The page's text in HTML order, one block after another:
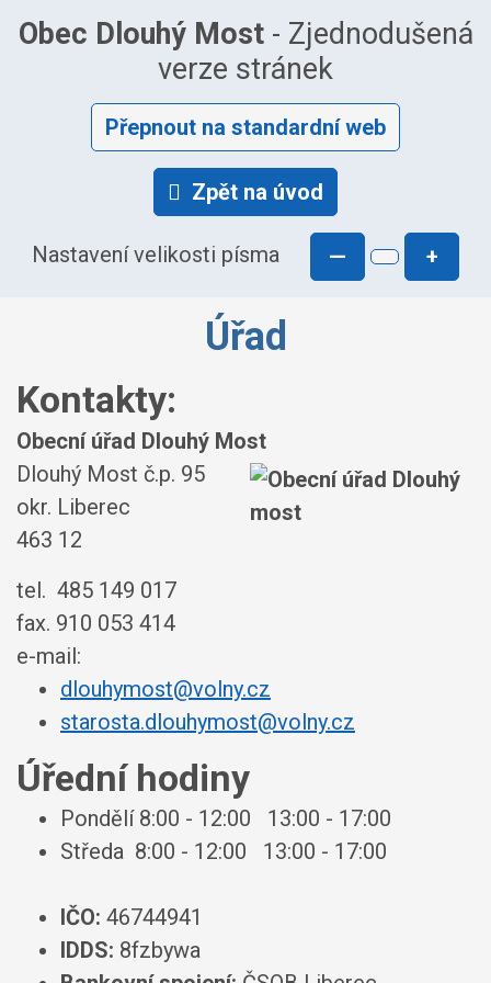
Obec Dlouhý Most- Zjednodušená
verze stránek
Přepnout na standardní web
Zpět na úvod
Nastavení velikosti písma — +
Úřad
Kontakty:
Obecní úřad Dlouhý Most
Dlouhý Most č.p. 95
okr. Liberec
463 12
tel. 485 149 017
fax. 910 053 414
e-mail:
dlouhymost@volny.cz
starosta.dlouhymost@volny.cz
Úřední hodiny
Pondělí 8:00 - 12:00 13:00 - 17:00
Středa 8:00 - 12:00 13:00 - 17:00
IČO: 46744941
IDDS: 8fzbywa